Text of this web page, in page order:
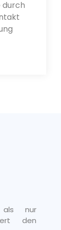
durch
als nur
den